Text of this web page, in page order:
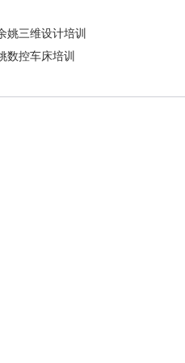
姚三维设计培训
数控车床培训